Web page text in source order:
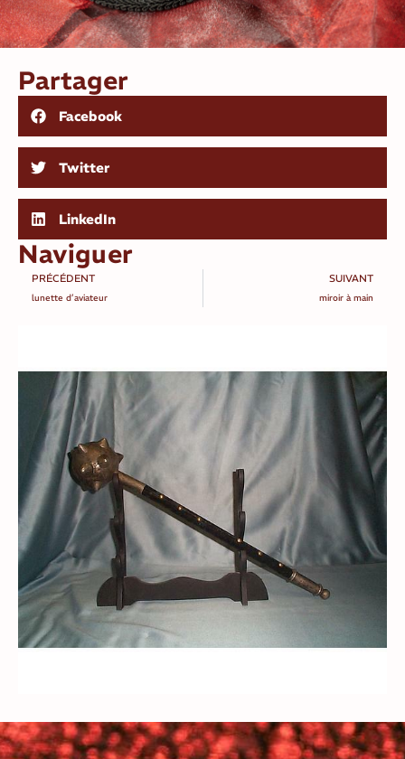
Partager
Facebook
Twitter
LinkedIn
Naviguer
PRÉCÉDENT
lunette d’aviateur
SUIVANT
miroir à main